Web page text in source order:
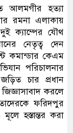
আলমগীর হত্যা
রমনা এলাকায়
ক্যাম্পের যৌথ
নেতৃত্ব দেন
কমান্ডার কেএম
পরিচালনার
চার প্রধান
করলে
ফরিদপুর
হস্তান্তর করা